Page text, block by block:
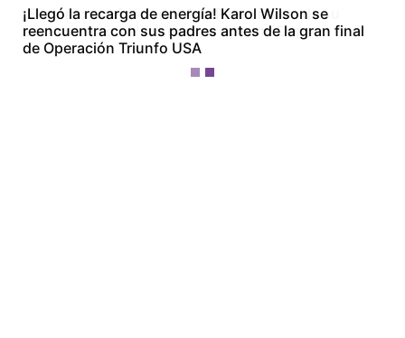
¡El olor lo arruinó todo! Ana Pérez recuerda su
encuentro con el mismísimo Johnny Depp